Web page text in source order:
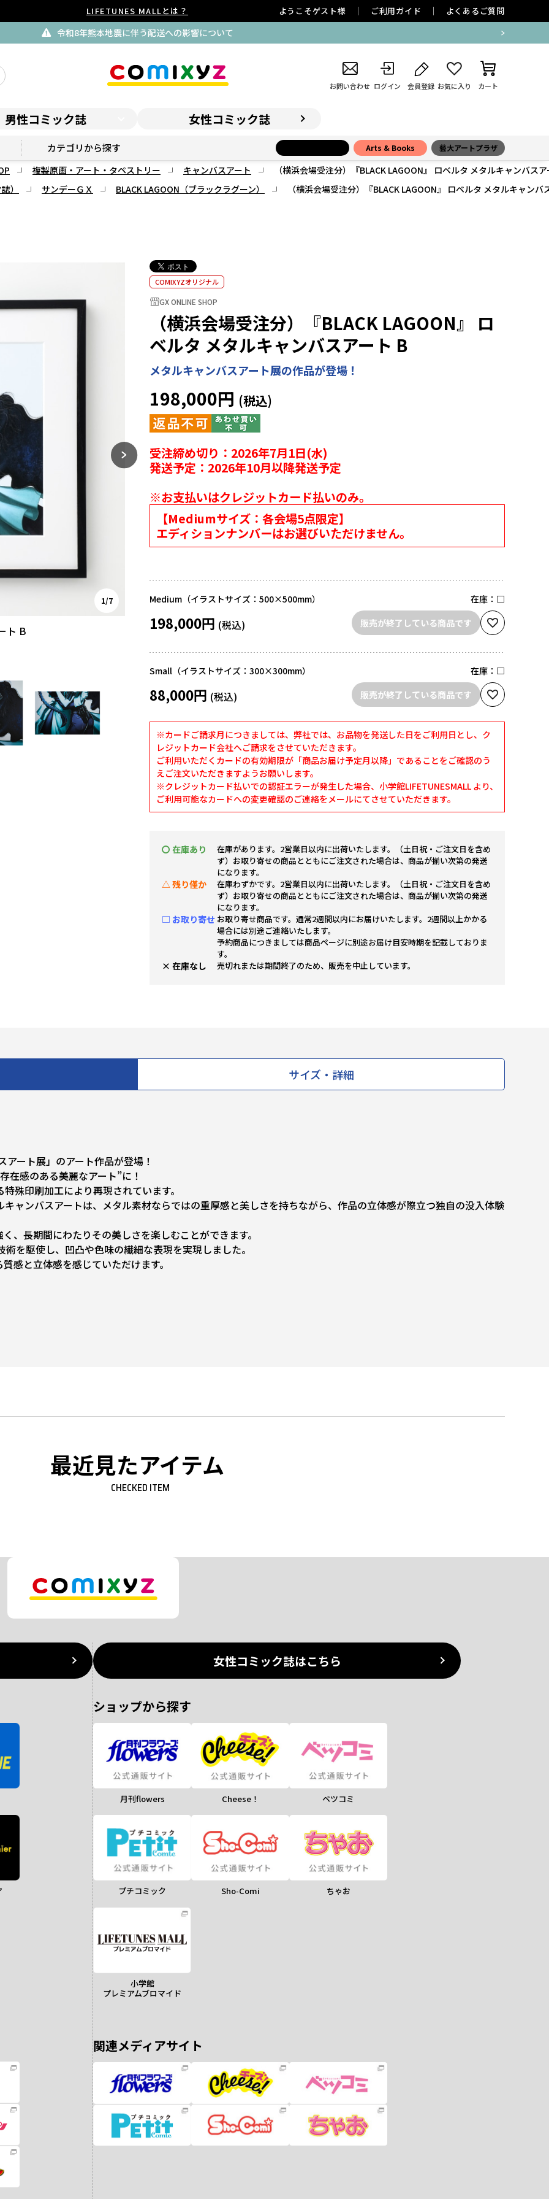
LIFETUNES MALLとは？ ようこそゲスト様 ご利用ガイド よくあるご質問
令和8年熊本地震に伴う配送への影響について
お問い合わせ ログイン 会員登録 お気に入り カート
男性コミック誌 女性コミック誌
カテゴリから探す Arts & Books 藝大アートプラザ
複製原画・アート・タペストリー キャンバスアート
（横浜会場受注分）『BLACK LAGOON』 ロベルタ メタルキャンバス
）
サンデーＧＸ BLACK LAGOON（ブラックラグーン） （横浜会場受注分）『BLACK LAGOON』 ロベルタ メタルキャンバ
ト B
1/7
COMIXYZオリジナル
GX ONLINE SHOP
（横浜会場受注分）『BLACK LAGOON』 ロ
ベルタ メタルキャンバスアート B
メタルキャンバスアート展の作品が登場！
198,000円
受注締め切り：2026年7月1日(水)
発送予定：2026年10月以降発送予定
※お支払いはクレジットカード払いのみ。
【Mediumサイズ：各会場5点限定】
エディションナンバーはお選びいただけません。
Medium（イラストサイズ：500×500mm） 在庫： □
198,000円 販売が終了している商品です
Small（イラストサイズ：300×300mm） 在庫： □
88,000円 販売が終了している商品です
※カードご請求月につきましては、弊社では、お品物を発送した日をご利用日とし、ク
レジットカード会社へご請求をさせていただきます。
ご利用いただくカードの有効期限が「商品お届け予定月以降」であることをご確認のう
えご注文いただきますようお願いします。
※クレジットカード払いでの認証エラーが発生した場合、小学館LIFETUNESMALL より、
ご利用可能なカードへの変更確認のご連絡をメールにてさせていただきます。
〇 在庫あり
在庫があります。2営業日以内に出荷いたします。（土日祝・ご注文日を含め
ず）お取り寄せの商品とともにご注文された場合は、商品が揃い次第の発送
になります。
△ 残り僅か
在庫わずかです。2営業日以内に出荷いたします。（土日祝・ご注文日を含め
ず）お取り寄せの商品とともにご注文された場合は、商品が揃い次第の発送
になります。
□ お取り寄せ お取り寄せ商品です。通常2週間以内にお届けいたします。2週間以上かかる
場合には別途ご連絡いたします。
予約商品につきましては商品ページに別途お届け目安時期を記載しておりま
す。
× 在庫なし 売切れまたは期間終了のため、販売を中止しています。
サイズ・詳細
ート展」のアート作品が登場！
在感のある美麗なアート”に！
殊印刷加工により再現されています。
ャンバスアートは、メタル素材ならではの重厚感と美しさを持ちながら、作品の立体感が際立つ独自の没入体験
、長期間にわたりその美しさを楽しむことができます。
を駆使し、凹凸や色味の繊細な表現を実現しました。
感と立体感を感じていただけます。
最近見たアイテム
CHECKED ITEM
女性コミック誌はこちら
ショップから探す
月刊flowers Cheese！ ベツコミ
プチコミック Sho-Comi ちゃお
小学館
プレミアムブロマイド
関連メディアサイト